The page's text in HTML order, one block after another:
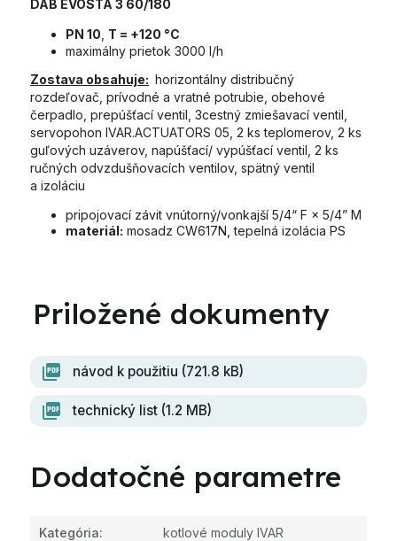
DAB EVOSTA 3 60/180
PN 10 T = +120 °C
maximálny prietok 3000 l/h
Zostava obsahuje: horizontálny distribučný
rozdeľovač, prívodné a vratné potrubie, obehové
čerpadlo, prepúšťací ventil, 3cestný zmiešavací ventil,
servopohon IVAR.ACTUATORS 05, 2 ks teplomerov, 2 ks
guľových uzáverov, napúšťací/ vypúšťací ventil, 2 ks
ručných odvzdušňovacích ventilov, spätný ventil
a izoláciu
pripojovací závit vnútorný/vonkajší 5/4“ F × 5/4” M
materiál: mosadz CW617N, tepelná izolácia PS
návod k použitiu (721.8 kB)
technický list (1.2 MB)
Dodatočné parametre
Kategória: kotlové moduly IVAR